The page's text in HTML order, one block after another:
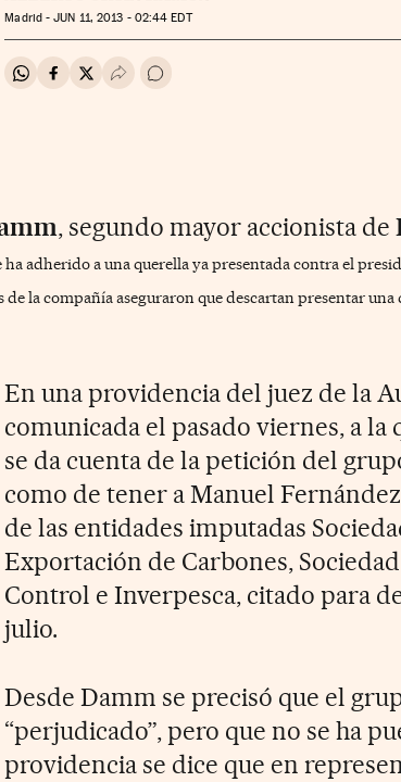
Madrid -JUN 11, 2013 - 02:44 EDT
Compartir en Whatsapp
Compartir en Facebook
Compartir en Twitter
Desplegar Redes Sociales
Ir a los comentarios
, segundo mayor accionista de
ha adherido a una querella ya presentada contra el
de la compañía aseguraron que descartan presentar
En una providencia del juez de la
comunicada el pasado viernes, a la
se da cuenta de la petición del
como de tener a Manuel
de las entidades imputadas
Exportación de Carbones,
Control e Inverpesca, citado para
julio.
Desde Damm se precisó que el
“perjudicado”, pero que no se ha
providencia se dice que en